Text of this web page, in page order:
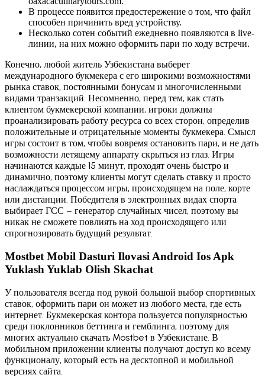
В процессе появится предостережение о том, что файл
способен причинить вред устройству.
Несколько сотен событий ежедневно появляются в live-
линии, на них можно оформить пари по ходу встречи.
Конечно, любой житель Узбекистана выберет
международного букмекера с его широкими возможностями
рынка ставок, постоянными бонусам и многочисленными
видами транзакций. Несомненно, перед тем, как стать
клиентом букмекерской компании, игроки должны
проанализировать работу ресурса со всех сторон, определив
положительные и отрицательные моменты букмекера. Смысл
игры состоит в том, чтобы вовремя остановить пари, и не дать
возможности летящему аппарату скрыться из глаз. Игры
начинаются каждые 15 минут, проходят очень быстро и
динамично, поэтому клиенты могут сделать ставку и просто
наслаждаться процессом игры, происходящем на поле, корте
или дистанции. Победителя в электронных видах спорта
выбирает ГСС – генератор случайных чисел, поэтому вы
никак не сможете повлиять на ход происходящего или
спрогнозировать будущий результат.
Mostbet Mobil Dasturi Ilovasi Android Ios Apk
Yuklash Yuklab Olish Skachat
У пользователя всегда под рукой большой выбор спортивных
ставок, оформить пари он может из любого места, где есть
интернет. Букмекерская контора пользуется популярностью
среди поклонников беттинга и гемблинга, поэтому для
многих актуально скачать Mostbet в Узбекистане. В
мобильном приложении клиенты получают доступ ко всему
функционалу, который есть на десктопной и мобильной
версиях сайта.